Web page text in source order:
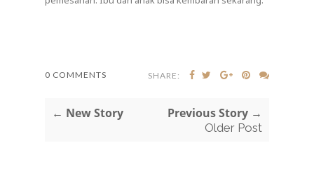
0 COMMENTS SHARE:
← New Story Previous Story →
Older Post